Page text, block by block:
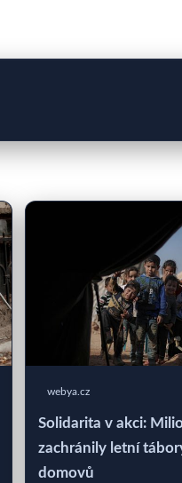
webya.cz
Solidarita v akci:
zachránily letní
domovů